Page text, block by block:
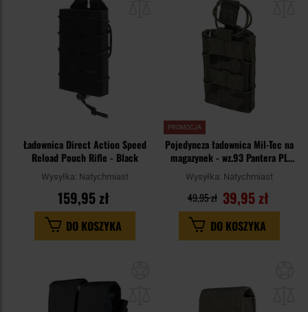
Ładownica Direct Action Speed
Reload Pouch Rifle - Black
Wysyłka: Natychmiast
159,95 zł
DO KOSZYKA
PROMOCJA
Pojedyncza ładownica Mil-Tec na
magazynek - wz.93 Pantera PL
Woodland
Wysyłka: Natychmiast
39,95 zł
49,95 zł
DO KOSZYKA